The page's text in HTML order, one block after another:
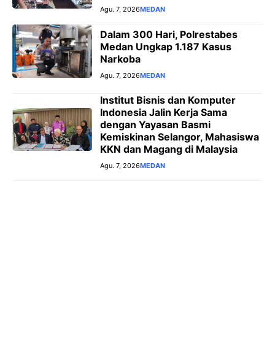
Agu. 7, 2026MEDAN
Dalam 300 Hari, Polrestabes
Medan Ungkap 1.187 Kasus
Narkoba
Agu. 7, 2026MEDAN
Institut Bisnis dan Komputer
Indonesia Jalin Kerja Sama
dengan Yayasan Basmi
Kemiskinan Selangor, Mahasiswa
KKN dan Magang di Malaysia
Agu. 7, 2026MEDAN